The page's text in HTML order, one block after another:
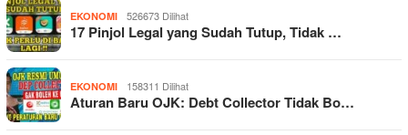
EKONOMI 526673 Dilihat
17 Pinjol Legal yang Sudah Tutup, Tidak …
EKONOMI 158311 Dilihat
Aturan Baru OJK: Debt Collector Tidak Bo…